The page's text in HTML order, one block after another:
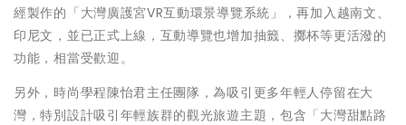
經製作的「大灣廣護宮VR互動環景導覽系統」，再加入越南文、
印尼文，並已正式上線，互動導覽也增加抽籤、擲杯等更活潑的
功能，相當受歡迎。
另外，時尚學程陳怡君主任團隊，為吸引更多年輕人停留在大
灣，特別設計吸引年輕族群的觀光旅遊主題，包含「大灣甜點路